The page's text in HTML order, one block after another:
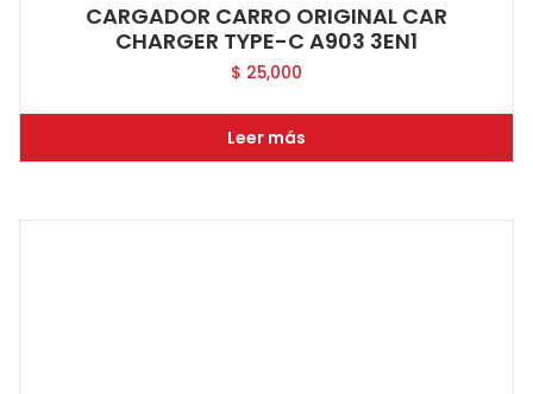
CARGADOR CARRO ORIGINAL CAR
CHARGER TYPE-C A903 3EN1
$ 25,000
Leer más